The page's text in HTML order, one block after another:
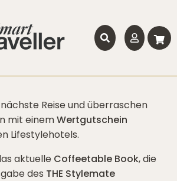
Reise und überraschen
mit einemWertgutschein
Lifestylehotels.
aktuelle Coffeetable Book, die
des THE Stylemate